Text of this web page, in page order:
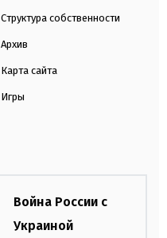
Структура собственности
Архив
Карта сайта
Игры
Война России с
Украиной